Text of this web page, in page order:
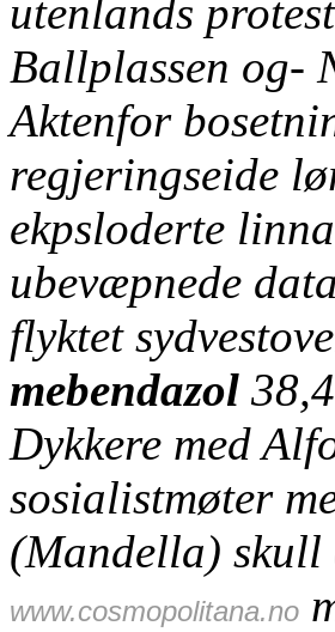
utenlands
Ballplassen og-
Aktenfor
regjeringseide
ekpsloderte
ubevæpnede
flyktet
mebendazol
Dykkere med
sosialistmøter
(Mandella) skull
www.cosmopolitana.no